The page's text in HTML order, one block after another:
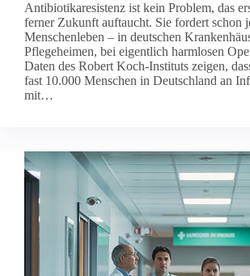
Antibiotikaresistenz ist kein Problem, das
ferner Zukunft auftaucht. Sie fordert schon
Menschenleben – in deutschen
Pflegeheimen, bei eigentlich harmlosen
Daten des Robert Koch-Instituts zeigen,
fast 10.000 Menschen in Deutschland an
mit…